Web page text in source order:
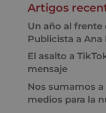
Artigos
Un año al frente
Publicista a Ana
El asalto a
mensaje
Nos sumamos
medios para la